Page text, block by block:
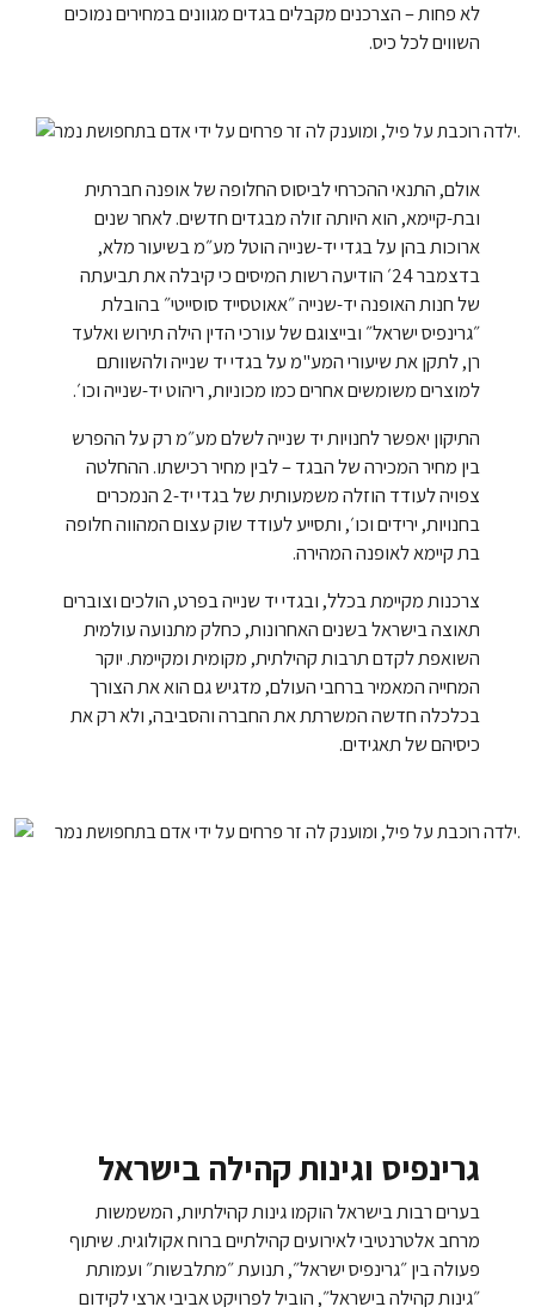
לא פחות – הצרכנים מקבלים בגדים מגוונים במחירים נמוכים
השווים לכל כיס.
אולם, התנאי ההכרחי לביסוס החלופה של אופנה חברתית
ובת-קיימא, הוא היותה זולה מבגדים חדשים. לאחר שנים
ארוכות בהן על בגדי יד-שנייה הוטל מע״מ בשיעור מלא,
בדצמבר 24׳ הודיעה רשות המיסים כי קיבלה את תביעתה
של חנות האופנה יד-שנייה ״אאוטסייד סוסייטי״ בהובלת
״גרינפיס ישראל״ ובייצוגם של עורכי הדין הילה תירוש ואלעד
רן, לתקן את שיעורי המע"מ על בגדי יד שנייה ולהשוותם
למוצרים משומשים אחרים כמו מכוניות, ריהוט יד-שנייה וכו׳.
התיקון יאפשר לחנויות יד שנייה לשלם מע״מ רק על ההפרש
בין מחיר המכירה של הבגד – לבין מחיר רכישתו. ההחלטה
צפויה לעודד הוזלה משמעותית של בגדי יד-2 הנמכרים
בחנויות, ירידים וכו׳, ותסייע לעודד שוק עצום המהווה חלופה
בת קיימא לאופנה המהירה.
צרכנות מקיימת בכלל, ובגדי יד שנייה בפרט, הולכים וצוברים
תאוצה בישראל בשנים האחרונות, כחלק מתנועה עולמית
השואפת לקדם תרבות קהילתית, מקומית ומקיימת. יוקר
המחייה המאמיר ברחבי העולם, מדגיש גם הוא את הצורך
בכלכלה חדשה המשרתת את החברה והסביבה, ולא רק את
כיסיהם של תאגידים.
גרינפיס וגינות קהילה בישראל
בערים רבות בישראל הוקמו גינות קהילתיות, המשמשות
מרחב אלטרנטיבי לאירועים קהילתיים ברוח אקולוגית. שיתוף
פעולה בין ״גרינפיס ישראל״, תנועת ״מתלבשות״ ועמותת
״גינות קהילה בישראל״, הוביל לפרויקט אביבי ארצי לקידום